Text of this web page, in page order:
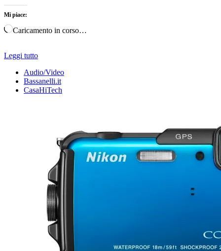
Mi piace:
Caricamento in corso…
Leggi tutto
Audio/Video
Bassanelli.it
CasaHiTech